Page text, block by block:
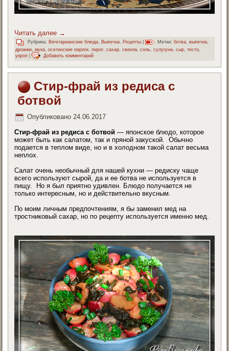
Читать далее →
Рубрика: Вегетарианские блюда, Выпечка, Рецепты Метки: ботва,выпечка,
дрожжи ,мука ,осетинские пироги ,пирог ,сахар ,свекла ,соль ,сулугуни ,сыр ,тесто
укроп | Добавить комментарий
Стир-фрай из редиса с
ботвой
Опубликовано 24.06.2017
Стир-фрай из редиса с ботвой — японское блюдо, которое
может быть как салатом, так и пряной закуской. Обычно
подается в теплом виде, но и в холодном такой салат весьма
неплох.
Салат очень необычный для нашей кухни — редиску чаще
всего используют сырой, да и ее ботва не используется в
пищу. Но я был приятно удивлен. Блюдо получается не
только интересным, но и действительно вкусным.
По моим личным предпочтениям, я бы заменил мед на
тростниковый сахар, но по рецепту используется именно мед.